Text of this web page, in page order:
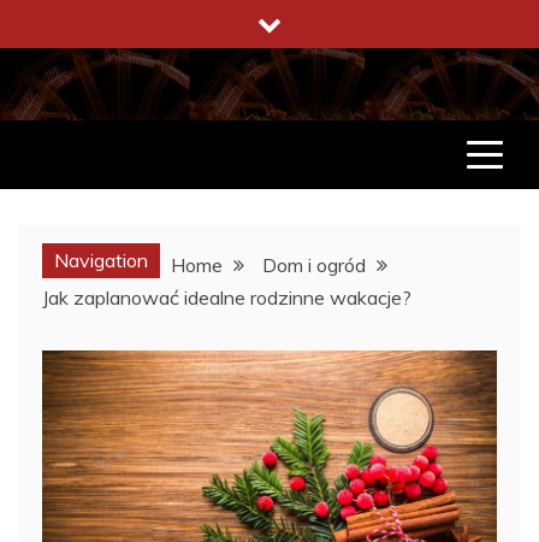
to
content
ENCYKLOPEDIA ŻYCIA
CO WARTO W ŻYCIU WIEDZIEĆ
Navigation Home
Dom i ogród
Jak zaplanować idealne rodzinne wakacje?